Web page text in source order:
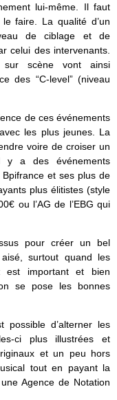
lui-même. Il faut
faire. La qualité d’un
de ciblage et de
celui des intervenants.
sur scène vont ainsi
des “C-level” (niveau
de ces événements
les plus jeunes. La
voire de croiser un
y a des événements
et ses plus de
plus élitistes (style
ou l’AG de l’EBG qui
pour créer un bel
surtout quand les
est important et bien
se pose les bonnes
d’alterner les
ci plus illustrées et
et un peu hors
tout en payant la
Agence de Notation